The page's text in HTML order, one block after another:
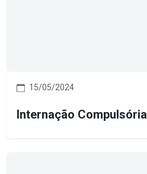
15/05/2024
Internação